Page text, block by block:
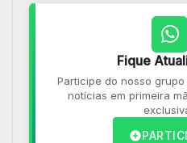
Fique
Participe do nosso
notícias em primeira